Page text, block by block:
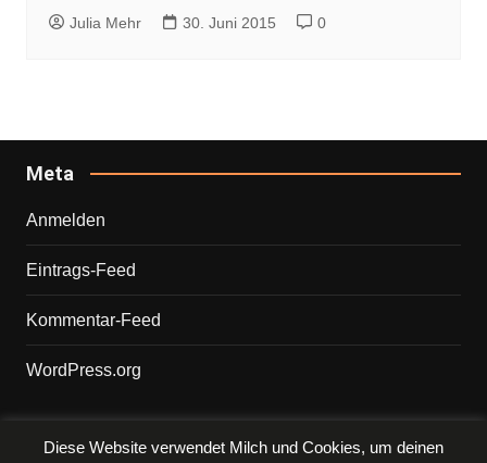
Julia Mehr 30. Juni 2015 0
Meta
Anmelden
Eintrags-Feed
Kommentar-Feed
WordPress.org
Diese Website verwendet Milch und Cookies, um deinen